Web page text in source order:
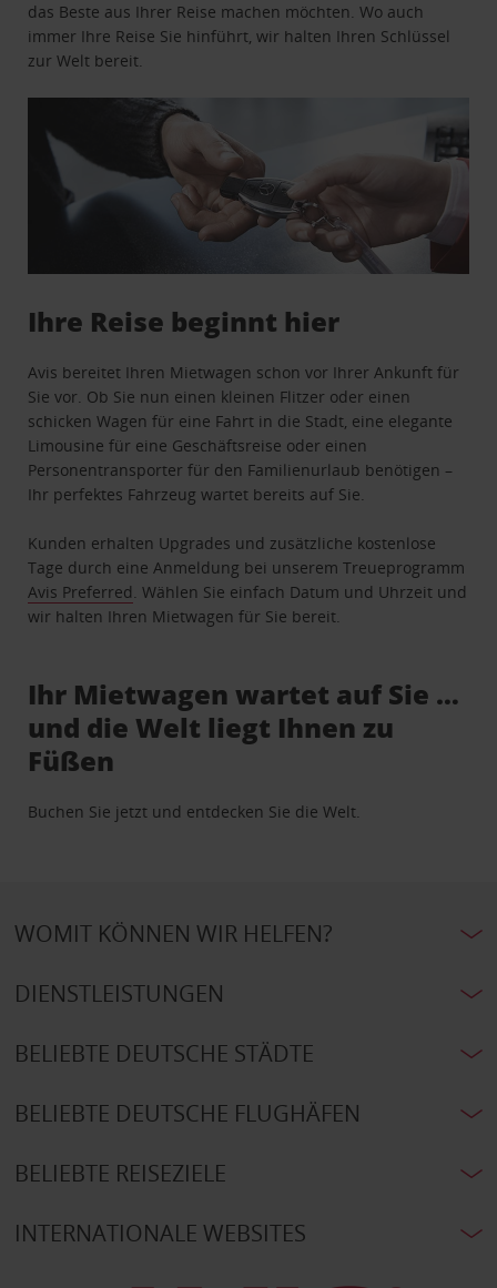
das Beste aus Ihrer Reise machen möchten. Wo auch
immer Ihre Reise Sie hinführt, wir halten Ihren Schlüssel
zur Welt bereit.
Ihre Reise beginnt hier
Avis bereitet Ihren Mietwagen schon vor Ihrer Ankunft für
Sie vor. Ob Sie nun einen kleinen Flitzer oder einen
schicken Wagen für eine Fahrt in die Stadt, eine elegante
Limousine für eine Geschäftsreise oder einen
Personentransporter für den Familienurlaub benötigen –
Ihr perfektes Fahrzeug wartet bereits auf Sie.
Kunden erhalten Upgrades und zusätzliche kostenlose
Tage durch eine Anmeldung bei unserem Treueprogramm
Avis Preferred . Wählen Sie einfach Datum und Uhrzeit und
wir halten Ihren Mietwagen für Sie bereit.
Ihr Mietwagen wartet auf Sie …
und die Welt liegt Ihnen zu
Füßen
Buchen Sie jetzt und entdecken Sie die Welt.
WOMIT KÖNNEN WIR HELFEN?
DIENSTLEISTUNGEN
BELIEBTE DEUTSCHE STÄDTE
BELIEBTE DEUTSCHE FLUGHÄFEN
BELIEBTE REISEZIELE
INTERNATIONALE WEBSITES